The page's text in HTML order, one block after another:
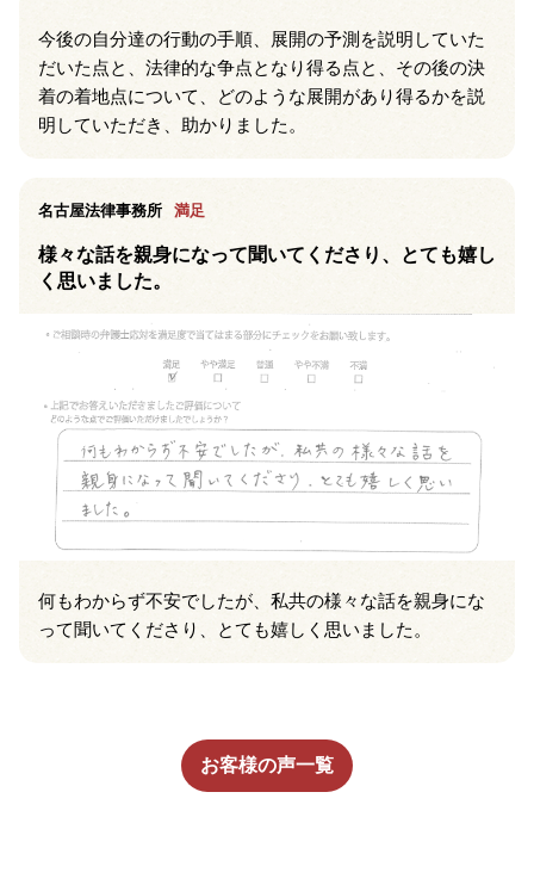
今後の自分達の行動の手順、展開の予測を説明していた
だいた点と、法律的な争点となり得る点と、その後の決
着の着地点について、どのような展開があり得るかを説
明していただき、助かりました。
名古屋法律事務所 満足
様々な話を親身になって聞いてくださり、とても嬉し
く思いました。
何もわからず不安でしたが、私共の様々な話を親身にな
って聞いてくださり、とても嬉しく思いました。
お客様の声一覧